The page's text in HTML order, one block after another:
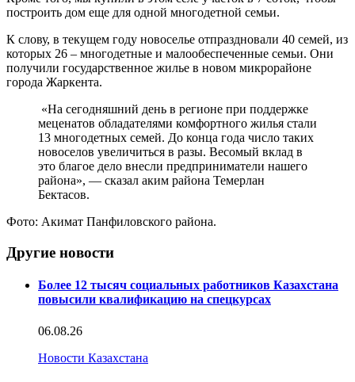
построить дом еще для одной многодетной семьи.
К слову, в текущем году новоселье отпраздновали 40 семей, из
которых 26 – многодетные и малообеспеченные семьи. Они
получили государственное жилье в новом микрорайоне
города Жаркента.
«На сегодняшний день в регионе при поддержке
меценатов обладателями комфортного жилья стали
13 многодетных семей. До конца года число таких
новоселов увеличиться в разы. Весомый вклад в
это благое дело внесли предприниматели нашего
района», — сказал аким района Темерлан
Бектасов.
Фото: Акимат Панфиловского района.
Другие новости
Более 12 тысяч социальных работников Казахстана
повысили квалификацию на спецкурсах
06.08.26
Новости Казахстана